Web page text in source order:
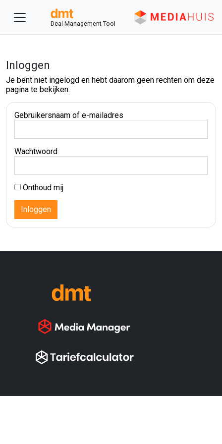
Deal Management Tool
Inloggen
Je bent niet ingelogd en hebt daarom geen rechten om deze
pagina te bekijken.
Gebruikersnaam of e-mailadres
Wachtwoord
Onthoud mij